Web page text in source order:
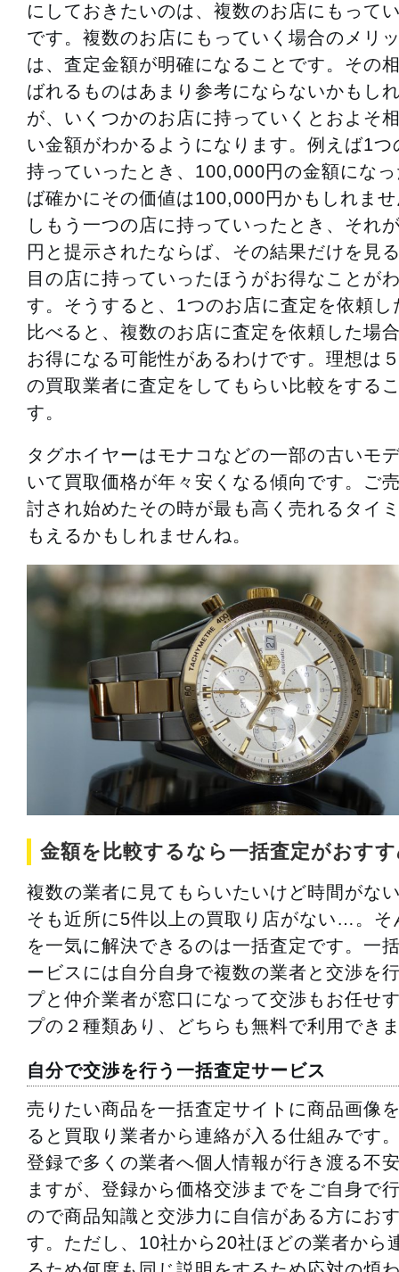
にしておきたいのは、複数のお店にもって
です。複数のお店にもっていく場合のメリ
は、査定金額が明確になることです。その
ばれるものはあまり参考にならないかもし
が、いくつかのお店に持っていくとおよそ
い金額がわかるようになります。例えば1つ
持っていったとき、100,000円の金額にな
ば確かにその価値は100,000円かもしれま
しもう一つの店に持っていったとき、それ
円と提示されたならば、その結果だけを見
目の店に持っていったほうがお得なことが
す。そうすると、1つのお店に査定を依頼し
比べると、複数のお店に査定を依頼した場
お得になる可能性があるわけです。理想は
の買取業者に査定をしてもらい比較をする
す。
タグホイヤーはモナコなどの一部の古いモ
いて買取価格が年々安くなる傾向です。ご
討され始めたその時が最も高く売れるタイ
もえるかもしれませんね。
金額を比較するなら一括査定がおす
複数の業者に見てもらいたいけど時間がな
そも近所に5件以上の買取り店がない…。そ
を一気に解決できるのは一括査定です。一
ービスには自分自身で複数の業者と交渉を
プと仲介業者が窓口になって交渉もお任せ
プの２種類あり、どちらも無料で利用でき
自分で交渉を行う一括査定サービス
売りたい商品を一括査定サイトに商品画像
ると買取り業者から連絡が入る仕組みです
登録で多くの業者へ個人情報が行き渡る不
ますが、登録から価格交渉までをご自身で
ので商品知識と交渉力に自信がある方にお
す。ただし、10社から20社ほどの業者から